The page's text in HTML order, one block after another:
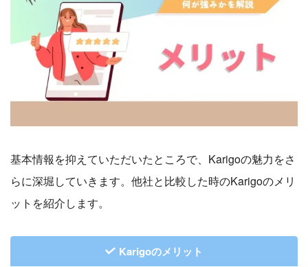
基本情報を抑えていただいたところで、Karigoの魅力をさ
らに深堀していきます。他社と比較した時のKarigoのメリ
ットを紹介します。
Karigoのメリット